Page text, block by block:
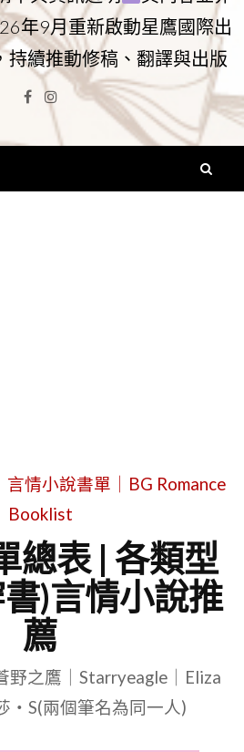
年9月重新啟動星鷹國際出
持續推動修稿、翻譯與出版
Facebook
Instagram
情小說書單｜BG Romance
Booklist
總表 | 各類型
)言情小說推
薦
野之鷹｜Starryeagle｜Eliza
・S(兩個筆名為同一人)